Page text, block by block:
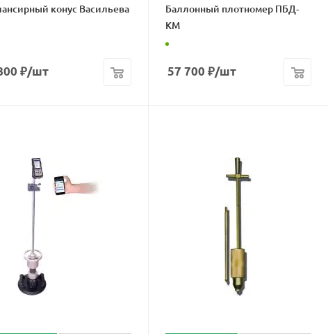
конус Васильева
₽/шт
Баллонный плотномер ПБД-
КМ
57 700 ₽/шт